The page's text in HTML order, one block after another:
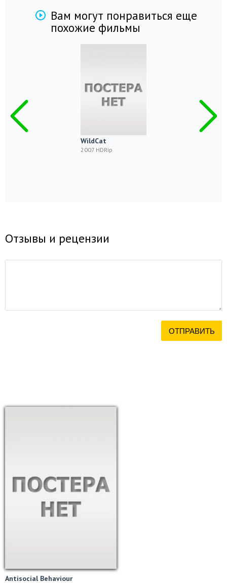
Вам могут понравиться еще
похожие фильмы
WildCat
2007 HDRip
Отзывы и рецензии
Antisocial Behaviour